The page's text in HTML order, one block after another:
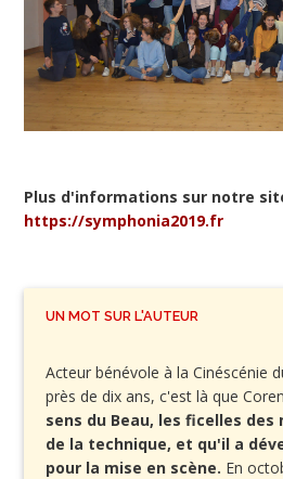
Plus d'informations sur notre
https://symphonia2019.fr
UN MOT SUR L'AUTEUR
Acteur bénévole à la Cinéscénie
près de dix ans, c'est là que
sens du Beau, les ficelles
de la technique, et qu'il a
pour la mise en scène. En